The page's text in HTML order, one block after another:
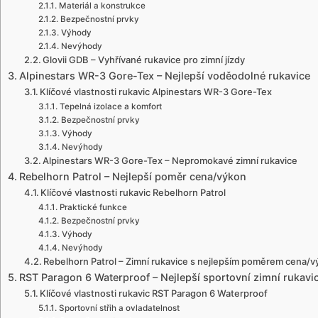
Materiál a konstrukce
Bezpečnostní prvky
Výhody
Nevýhody
Glovii GDB – Vyhřívané rukavice pro zimní jízdy
Alpinestars WR-3 Gore-Tex – Nejlepší voděodolné rukavice
Klíčové vlastnosti rukavic Alpinestars WR-3 Gore-Tex
Tepelná izolace a komfort
Bezpečnostní prvky
Výhody
Nevýhody
Alpinestars WR-3 Gore-Tex – Nepromokavé zimní rukavice
Rebelhorn Patrol – Nejlepší poměr cena/výkon
Klíčové vlastnosti rukavic Rebelhorn Patrol
Praktické funkce
Bezpečnostní prvky
Výhody
Nevýhody
Rebelhorn Patrol – Zimní rukavice s nejlepším poměrem cena/
RST Paragon 6 Waterproof – Nejlepší sportovní zimní
Klíčové vlastnosti rukavic RST Paragon 6 Waterproof
Sportovní střih a ovladatelnost